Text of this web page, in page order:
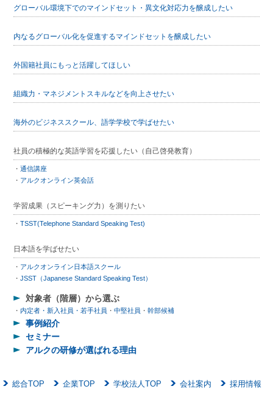
グローバル環境下でのマインドセット・異文化対応力を醸成したい
内なるグローバル化を促進するマインドセットを醸成したい
外国籍社員にもっと活躍してほしい
組織力・マネジメントスキルなどを向上させたい
海外のビジネススクール、語学学校で学ばせたい
社員の積極的な英語学習を応援したい（自己啓発教育）
通信講座
アルクオンライン英会話
学習成果（スピーキング力）を測りたい
TSST(Telephone Standard Speaking Test)
日本語を学ばせたい
アルクオンライン日本語スクール
JSST（Japanese Standard Speaking Test）
対象者（階層）から選ぶ
内定者・新入社員・若手社員 中堅社員 幹部候補
事例紹介
セミナー
アルクの研修が選ばれる理由
総合TOP 企業TOP 学校法人TOP 会社案内 採用情報